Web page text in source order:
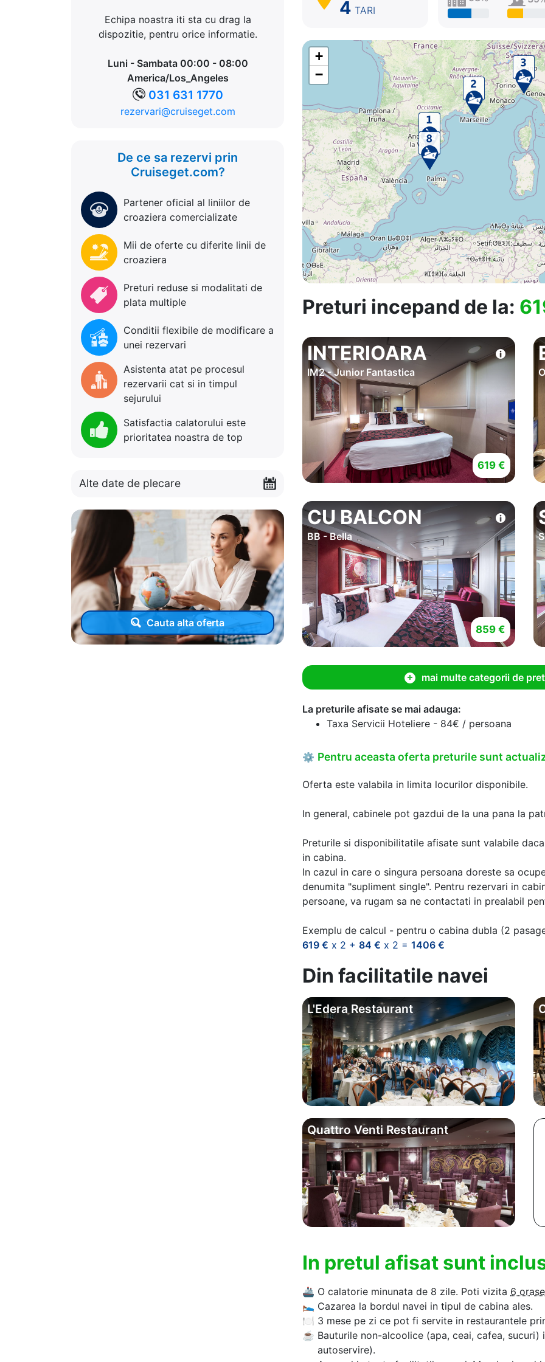
Echipa noastra iti sta cu drag la
dispozitie, pentru orice informatie.
Luni - Sambata 00:00 - 08:00
America/Los_Angeles
031 631 1770
rezervari@cruiseget.com
De ce sa rezervi prin
Cruiseget.com?
Partener oficial al liniilor de
croaziera comercializate
Mii de oferte cu diferite linii de
croaziera
Preturi reduse si modalitati de
plata multiple
Conditii flexibile de modificare a
unei rezervari
Asistenta atat pe procesul
rezervarii cat si in timpul
sejurului
Satisfactia calatorului este
prioritatea noastra de top
Alte date de plecare
Cauta alta oferta
4 TARI
+
−
Preturi incepand de la:
INTERIOARA
IM2 - Junior Fantastica
619 €
CU BALCON
BB - Bella
859 €
mai multe categorii de pret
La preturile afisate se mai adauga:
Taxa Servicii Hoteliere - 84€ / persoana
⚙ Pentru aceasta oferta preturile sunt
Oferta este valabila in limita locurilor disponibile.
In general, cabinele pot gazdui de la una pana la
Preturile si disponibilitatile afisate sunt valabile
in cabina.
In cazul in care o singura persoana doreste sa
denumita "supliment single". Pentru rezervari in
persoane, va rugam sa ne contactati in prealabil
Exemplu de calcul - pentru o cabina dubla (2
619 € x 2 + 84 € x 2 = 1406 €
Din facilitatile navei
L'Edera Restaurant
Quattro Venti Restaurant
In pretul afisat sunt
🚢 O calatorie minunata de 8 zile. Poti vizita 6 orase
🛌 Cazarea la bordul navei in tipul de cabina ales.
🍽 3 mese pe zi ce pot fi servite in restaurantele
☕ Bauturile non-alcoolice (apa, ceai, cafea,
autoservire).